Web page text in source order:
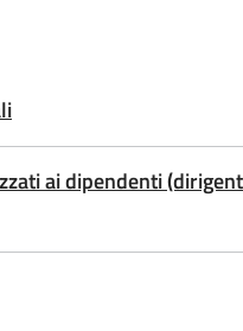
ai dipendenti